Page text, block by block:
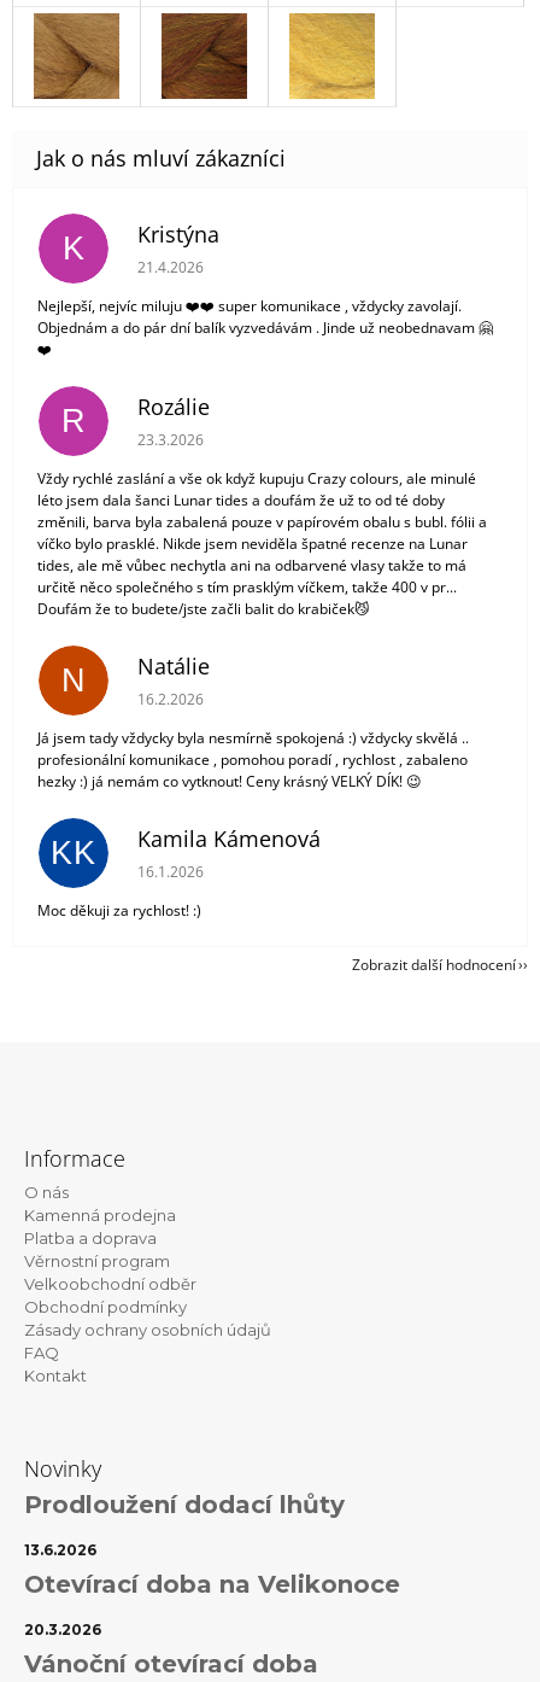
K Kristýna
Hodnocení obchodu je 5 z 5 hvězdiček.
21.4.2026
Nejlepší, nejvíc miluju ❤️❤️ super komunikace , vždycky zavolají.
Objednám a do pár dní balík vyzvedávám . Jinde už neobednavam 🤗
❤️
R Rozálie
Hodnocení obchodu je 3 z 5 hvězdiček.
23.3.2026
Vždy rychlé zaslání a vše ok když kupuju Crazy colours, ale minulé
léto jsem dala šanci Lunar tides a doufám že už to od té doby
změnili, barva byla zabalená pouze v papírovém obalu s bubl. fólii a
víčko bylo prasklé. Nikde jsem neviděla špatné recenze na Lunar
tides, ale mě vůbec nechytla ani na odbarvené vlasy takže to má
určitě něco společného s tím prasklým víčkem, takže 400 v pr...
Doufám že to budete/jste začli balit do krabiček😼
N Natálie
Hodnocení obchodu je 5 z 5 hvězdiček.
16.2.2026
Já jsem tady vždycky byla nesmírně spokojená :) vždycky skvělá ..
profesionální komunikace , pomohou poradí , rychlost , zabaleno
hezky :) já nemám co vytknout! Ceny krásný VELKÝ DÍK! 😉
KK Kamila Kámenová
Hodnocení obchodu je 5 z 5 hvězdiček.
16.1.2026
Moc děkuji za rychlost! :)
Zobrazit další hodnocení
Informace
O nás
Kamenná prodejna
Platba a doprava
Věrnostní program
Velkoobchodní odběr
Obchodní podmínky
Zásady ochrany osobních údajů
FAQ
Kontakt
Novinky
Prodloužení dodací lhůty
13.6.2026
Otevírací doba na Velikonoce
20.3.2026
Vánoční otevírací doba